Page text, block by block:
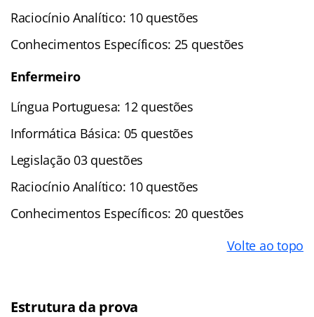
Raciocínio Analítico: 10 questões
Conhecimentos Específicos: 25 questões
Enfermeiro
Língua Portuguesa: 12 questões
Informática Básica: 05 questões
Legislação 03 questões
Raciocínio Analítico: 10 questões
Conhecimentos Específicos: 20 questões
Volte ao topo
Estrutura da prova